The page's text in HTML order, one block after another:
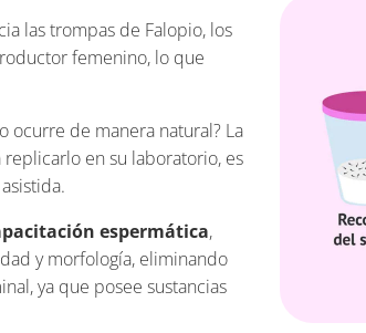
las trompas de Falopio, los
femenino, lo que
ocurre de manera natural? La
en su laboratorio, es
espermática,
y morfología, eliminando
ya que posee sustancias